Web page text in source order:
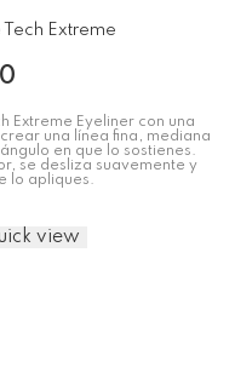
Tech Extreme
Extreme Eyeliner con una
una línea fina, mediana
en que lo sostienes.
se desliza suavemente y
lo apliques.
view